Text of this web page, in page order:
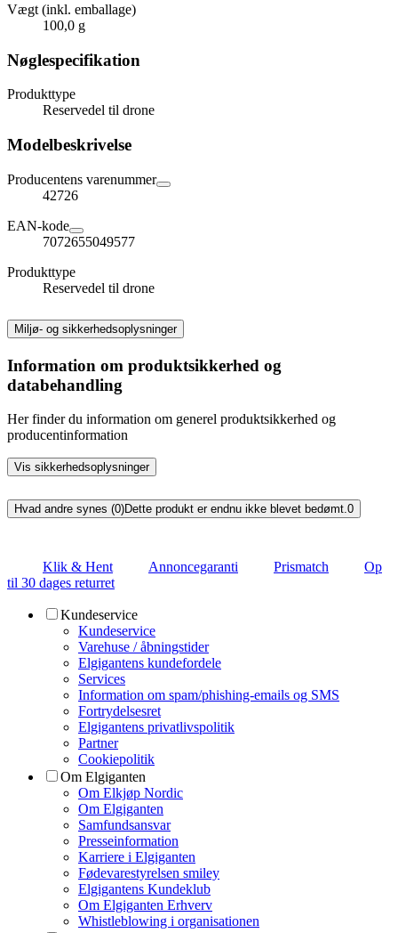
Vægt (inkl. emballage)
100,0 g
Nøglespecifikation
Produkttype
Reservedel til drone
Modelbeskrivelse
Producentens varenummer
42726
EAN-kode
7072655049577
Produkttype
Reservedel til drone
Miljø- og sikkerhedsoplysninger
Information om produktsikkerhed og
databehandling
Her finder du information om generel produktsikkerhed og
producentinformation
Vis sikkerhedsoplysninger
Hvad andre synes (0)Dette produkt er endnu ikke blevet bedømt.0
Klik & Hent Annoncegaranti Prismatch
Op
til 30 dages returret
Kundeservice
Kundeservice
Varehuse / åbningstider
Elgigantens kundefordele
Services
Information om spam/phishing-emails og SMS
Fortrydelsesret
Elgigantens privatlivspolitik
Partner
Cookiepolitik
Om Elgiganten
Om Elkjøp Nordic
Om Elgiganten
Samfundsansvar
Presseinformation
Karriere i Elgiganten
Fødevarestyrelsen smiley
Elgigantens Kundeklub
Om Elgiganten Erhverv
Whistleblowing i organisationen